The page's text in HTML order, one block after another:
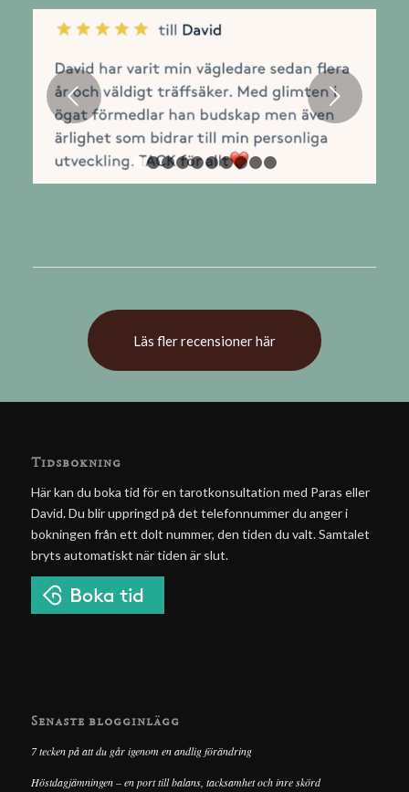
Nästa
1 2 3 4
Läs fler recensioner här
Tidsbokning
Här kan du boka tid för en tarotkonsultation med Paras eller
David. Du blir uppringd på det telefonnummer du anger i
bokningen från ett dolt nummer, den tiden du valt. Samtalet
bryts automatiskt när tiden är slut.
Senaste blogginlägg
7 tecken på att du går igenom en andlig förändring
Höstdagjämningen – en port till balans, tacksamhet och inre skörd